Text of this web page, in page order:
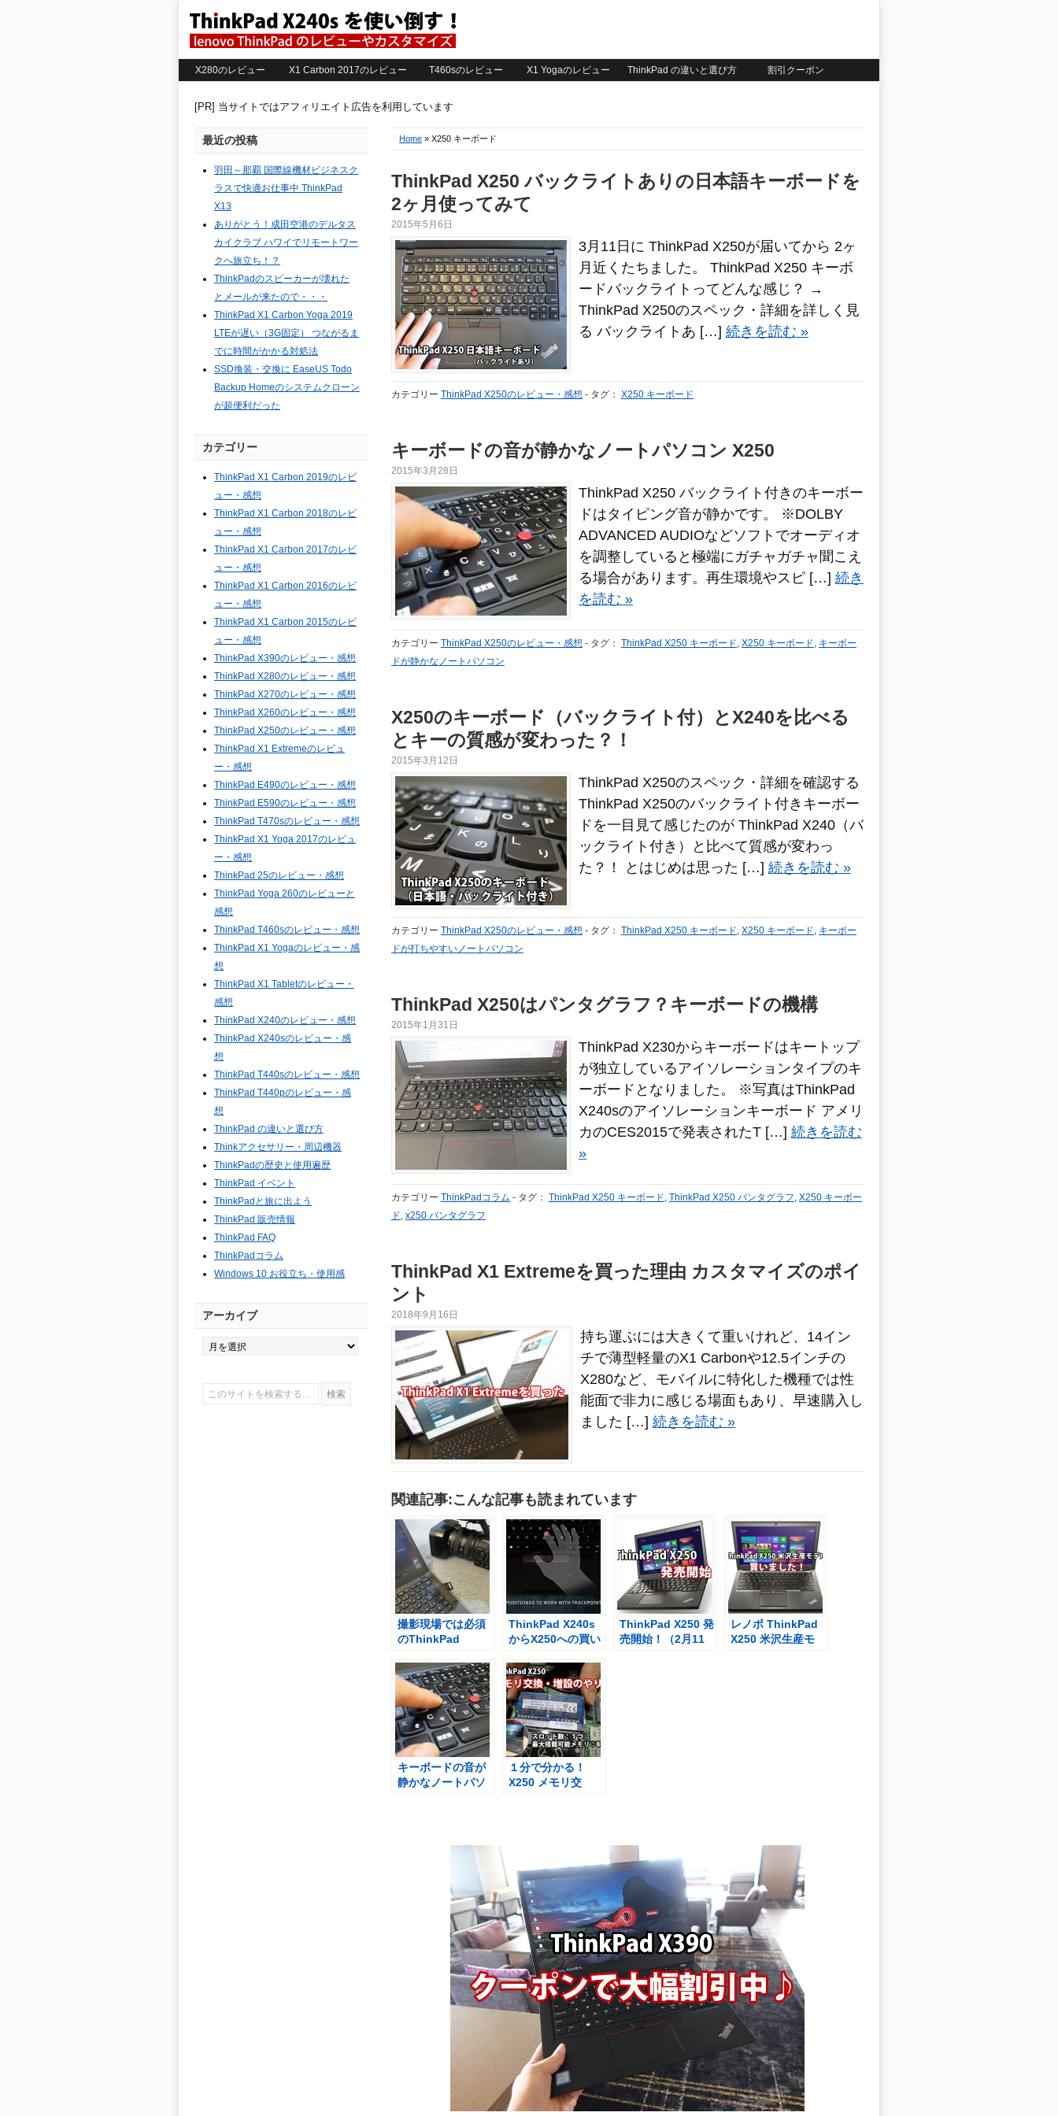
X280のレビュー X1 Carbon 2017のレビュー T460sのレビュー X1 Yogaのレビュー ThinkPad の違いと選び方 割引クーポン
[PR] 当サイトではアフィリエイト広告を利用しています
Home » X250 キーボード
ThinkPad X250 バックライトありの日本語キーボードを
2ヶ月使ってみて
2015年5月6日
3月11日に ThinkPad X250が届いてから 2ヶ
月近くたちました。 ThinkPad X250 キーボ
ードバックライトってどんな感じ？ →
ThinkPad X250のスペック・詳細を詳しく見
る バックライトあ […] 続きを読む »
カテゴリー ThinkPad X250のレビュー・感想 - タグ： X250 キーボード
キーボードの音が静かなノートパソコン X250
2015年3月28日
ThinkPad X250 バックライト付きのキーボー
ドはタイピング音が静かです。 ※DOLBY
ADVANCED AUDIOなどソフトでオーディオ
を調整していると極端にガチャガチャ聞こえ
る場合があります。再生環境やスピ […] 続き
を読む »
カテゴリー ThinkPad X250のレビュー・感想 - タグ： ThinkPad X250 キーボード, X250 キーボード, キーボー
ドが静かなノートパソコン
X250のキーボード（バックライト付）とX240を比べる
とキーの質感が変わった？！
2015年3月12日
ThinkPad X250のスペック・詳細を確認する
ThinkPad X250のバックライト付きキーボー
ドを一目見て感じたのが ThinkPad X240（バ
ックライト付き）と比べて質感が変わっ
た？！ とはじめは思った […] 続きを読む »
カテゴリー ThinkPad X250のレビュー・感想 - タグ： ThinkPad X250 キーボード, X250 キーボード, キーボー
ドが打ちやすいノートパソコン
ThinkPad X250はパンタグラフ？キーボードの機構
2015年1月31日
ThinkPad X230からキーボードはキートップ
が独立しているアイソレーションタイプのキ
ーボードとなりました。 ※写真はThinkPad
X240sのアイソレーションキーボード アメリ
カのCES2015で発表されたT […] 続きを読む
»
カテゴリー ThinkPadコラム - タグ： ThinkPad X250 キーボード, ThinkPad X250 パンタグラフ, X250 キーボー
ド, x250 パンタグラフ
ThinkPad X1 Extremeを買った理由 カスタマイズのポイ
ント
2018年9月16日
持ち運ぶには大きくて重いけれど、14イン
チで薄型軽量のX1 Carbonや12.5インチの
X280など、モバイルに特化した機種では性
能面で非力に感じる場面もあり、早速購入し
ました […] 続きを読む »
関連記事:こんな記事も読まれています
撮影現場では必須
のThinkPad
るノートパソコン
ThinkPad X240s
からX250への買い
欠点
ThinkPad X250 発
売開始！（2月11
レノボ ThinkPad
X250 米沢生産モ
キーボードの音が
静かなノートパソ
１分で分かる！
X250 メモリ交
最近の投稿
羽田～那覇 国際線機材ビジネスク
ラスで快適お仕事中 ThinkPad
X13
ありがとう！成田空港のデルタス
カイクラブ ハワイでリモートワー
クへ旅立ち！？
ThinkPadのスピーカーが壊れた
とメールが来たので・・・
ThinkPad X1 Carbon Yoga 2019
LTEが遅い（3G固定） つながるま
でに時間がかかる対処法
SSD換装・交換に EaseUS Todo
Backup Homeのシステムクローン
が超便利だった
カテゴリー
ThinkPad X1 Carbon 2019のレビ
ュー・感想
ThinkPad X1 Carbon 2018のレビ
ュー・感想
ThinkPad X1 Carbon 2017のレビ
ュー・感想
ThinkPad X1 Carbon 2016のレビ
ュー・感想
ThinkPad X1 Carbon 2015のレビ
ュー・感想
ThinkPad X390のレビュー・感想
ThinkPad X280のレビュー・感想
ThinkPad X270のレビュー・感想
ThinkPad X260のレビュー・感想
ThinkPad X250のレビュー・感想
ThinkPad X1 Extremeのレビュ
ー・感想
ThinkPad E490のレビュー・感想
ThinkPad E590のレビュー・感想
ThinkPad T470sのレビュー・感想
ThinkPad X1 Yoga 2017のレビュ
ー・感想
ThinkPad 25のレビュー・感想
ThinkPad Yoga 260のレビューと
感想
ThinkPad T460sのレビュー・感想
ThinkPad X1 Yogaのレビュー・感
想
ThinkPad X1 Tabletのレビュー・
感想
ThinkPad X240のレビュー・感想
ThinkPad X240sのレビュー・感
想
ThinkPad T440sのレビュー・感想
ThinkPad T440pのレビュー・感
想
ThinkPad の違いと選び方
Thinkアクセサリー・周辺機器
ThinkPadの歴史と使用遍歴
ThinkPad イベント
ThinkPadと旅に出よう
ThinkPad 販売情報
ThinkPad FAQ
ThinkPadコラム
Windows 10 お役立ち・使用感
アーカイブ